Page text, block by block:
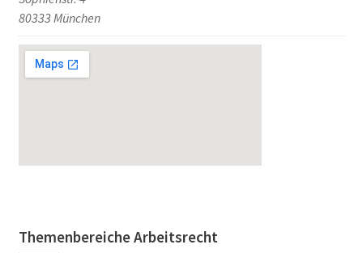
80333 München
Themenbereiche Arbeitsrecht